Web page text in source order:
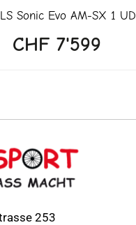
Sonic Evo AM-SX 1 UD
CHF7'599
253